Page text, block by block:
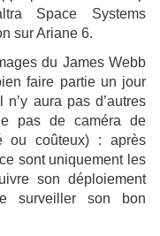
Space Systems
sur Ariane 6.
du James Webb
faire partie un jour
aura pas d’autres
pas de caméra de
ou coûteux) : après
sont uniquement les
son déploiement
surveiller son bon